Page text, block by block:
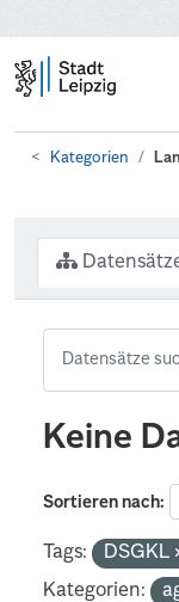
Kategorien
Keine
Sortieren nach
Tags: DSGKL
Kategorien: